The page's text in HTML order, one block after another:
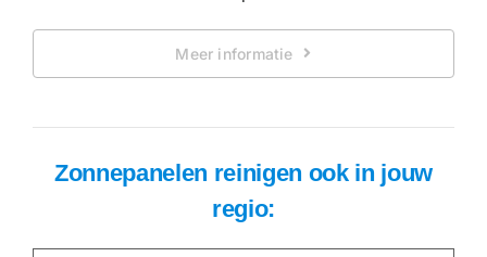
Meer informatie
Zonnepanelen reinigen ook in jouw
regio: